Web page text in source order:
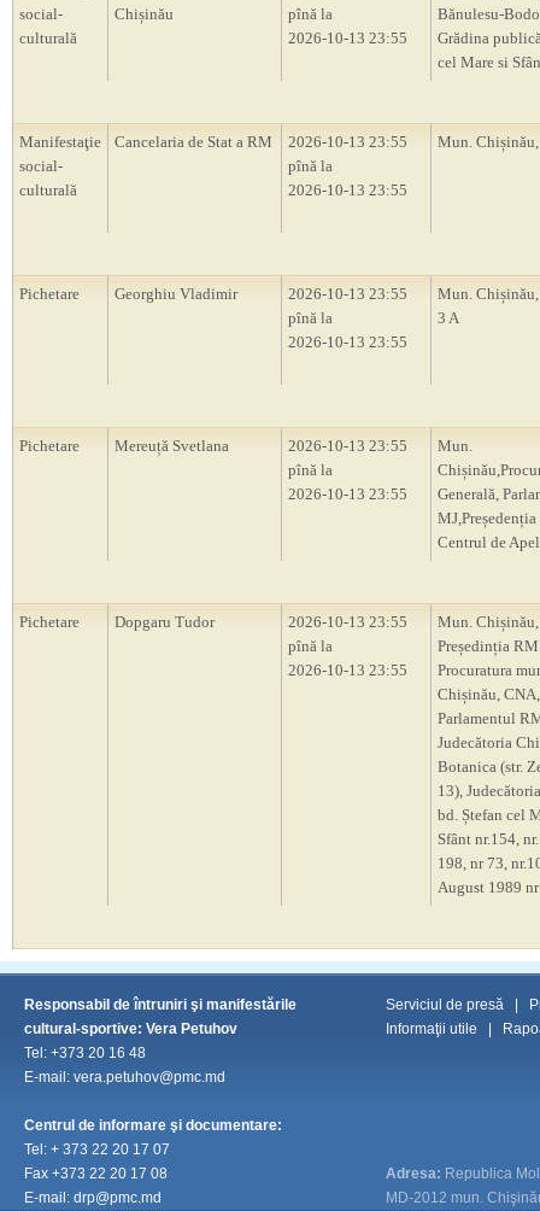
social-
culturală
Chișinău
pînă la
2026-10-13 23:55
Bănulesu-
Grădina
cel Mare si
Manifestaţie
social-
culturală
Cancelaria de Stat a RM
2026-10-13 23:55
pînă la
2026-10-13 23:55
Mun.
Pichetare Georghiu Vladimir
2026-10-13 23:55
pînă la
2026-10-13 23:55
Mun.
3 A
Pichetare Mereuță Svetlana
2026-10-13 23:55
pînă la
2026-10-13 23:55
Mun.
Generală,
Centrul de Apel
Pichetare Dopgaru Tudor
2026-10-13 23:55
pînă la
2026-10-13 23:55
Mun. Chișinău,
Președinția
Procuratura
Chișinău, CNA,
Parlamentul
Judecătoria
Botanica (str.
13),
bd. Ștefan cel
Sfânt nr.154,
198, nr 73,
August 1989 nr
Responsabil de întruniri şi manifestările
cultural-sportive: Vera Petuhov
Tel: +373 20 16 48
E-mail: vera.petuhov@pmc.md
Centrul de informare şi documentare:
Tel: + 373 22 20 17 07
Fax +373 22 20 17 08
E-mail: drp@pmc.md
Serviciul de presă
Informaţii utile
Adresa: Republica
MD-2012 mun.